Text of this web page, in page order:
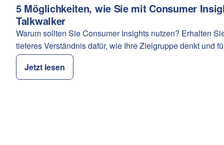
Kategorie:
5 Möglichkeiten, wie Sie mit Consumer
Talkwalker
Warum sollten Sie Consumer Insights nutzen? Erhalten
tieferes Verständnis dafür, wie Ihre Zielgruppe denkt und
Jetzt lesen